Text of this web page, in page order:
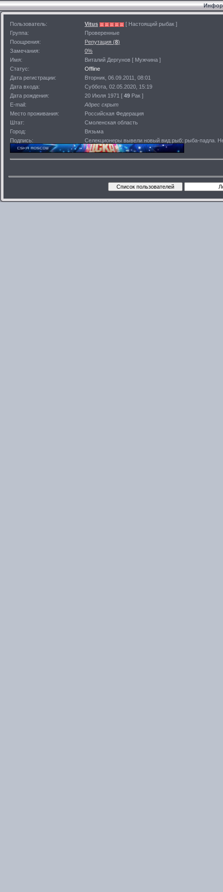
Пользователь: Vitus
[ Настоящий рыбак ]
Группа:
Проверенные
Поощрения:
Репутация (8)
Замечания:
0%
Имя:
Виталий Дергунов [ Мужчина ]
Статус:
Offline
Дата регистрации:
Вторник, 06.09.2011, 08:01
Дата входа:
Суббота, 02.05.2020, 15:19
Дата рождения:
20 Июля 1971 [ 49 Рак ]
E-mail:
Адрес скрыт
Место проживания:
Российская Федерация
Штат:
Смоленская область
Город:
Вязьма
Подпись:
Селекционеры вывели новый вид рыб: рыба-падла.